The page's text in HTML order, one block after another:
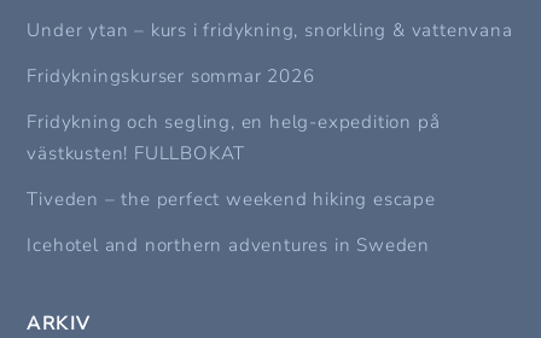
Under ytan – kurs i fridykning, snorkling & vattenvana
Fridykningskurser sommar 2026
Fridykning och segling, en helg-expedition på
västkusten! FULLBOKAT
Tiveden – the perfect weekend hiking escape
Icehotel and northern adventures in Sweden
ARKIV